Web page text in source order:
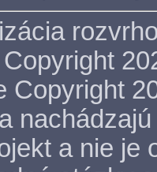
Copyright
a nie je